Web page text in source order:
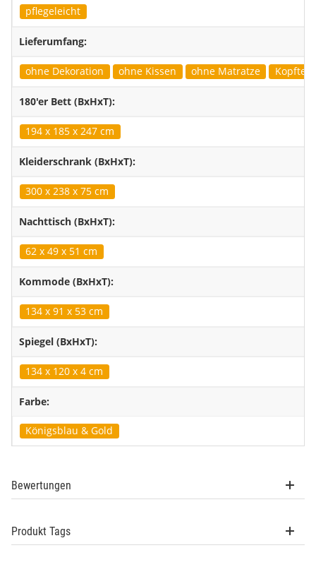
pflegeleicht
Lieferumfang:
ohne Dekoration ohne Kissen ohne Matratze Kopfteil
180'er Bett (BxHxT):
194 x 185 x 247 cm
Kleiderschrank (BxHxT):
300 x 238 x 75 cm
Nachttisch (BxHxT):
62 x 49 x 51 cm
Kommode (BxHxT):
134 x 91 x 53 cm
Spiegel (BxHxT):
134 x 120 x 4 cm
Farbe:
Königsblau & Gold
Bewertungen
Produkt Tags